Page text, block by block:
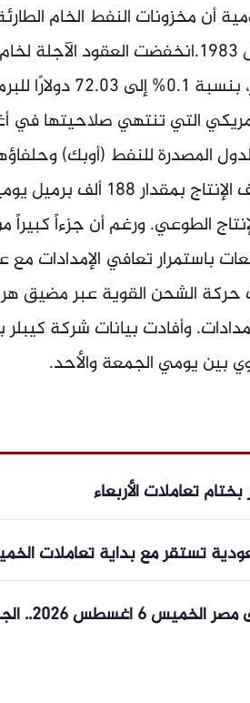
أن مخزونات النفط الخام
إلى أدنى مستوى لها منذ أبريل
تنتهي صلاحيتها في
المصدرة للنفط (أوبك)
نهاية الأسبوع على زيادة
الطوعي. ورغم أن جزءاً كبيراً
باستمرار تعافي الإمدادات
الشحن القوية عبر مضيق
بين يومي الجمعة والأحد.
تعاملات الأربعاء
تستقر مع بداية تعاملات
2026.. الجنيه الذهب مستقر